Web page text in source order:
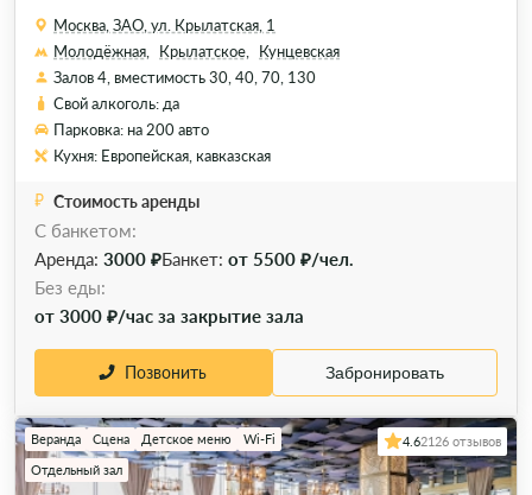
Москва, ЗАО, ул. Крылатская, 1
Молодёжная,
Крылатское,
Кунцевская
Залов 4, вместимость 30, 40, 70, 130
Свой алкоголь: да
Парковка: на 200 авто
Кухня: Европейская, кавказская
Стоимость аренды
С банкетом:
Аренда: 3000 ₽Банкет: от 5500 ₽/чел.
Без еды:
от 3000 ₽/час за закрытие зала
Позвонить Забронировать
Веранда Сцена Детское меню
Wi-Fi
Отдельный зал
4.62126 отзывов